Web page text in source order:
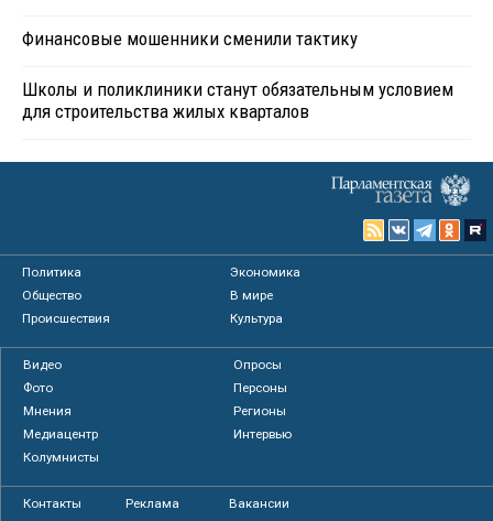
Финансовые мошенники сменили тактику
Школы и поликлиники станут обязательным условием
для строительства жилых кварталов
Политика
Экономика
Общество
В мире
Происшествия
Культура
Видео
Опросы
Фото
Персоны
Мнения
Регионы
Медиацентр
Интервью
Колумнисты
Контакты Реклама Вакансии